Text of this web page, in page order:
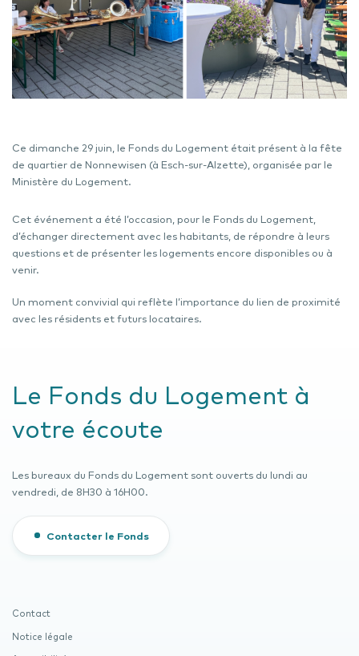
Ce dimanche 29 juin, le Fonds du Logement était présent à la fête
de quartier de Nonnewisen (à Esch-sur-Alzette), organisée par le
Ministère du Logement.
Cet événement a été l’occasion, pour le Fonds du Logement,
d’échanger directement avec les habitants, de répondre à leurs
questions et de présenter les logements encore disponibles ou à
venir.
Un moment convivial qui reflète l’importance du lien de proximité
avec les résidents et futurs locataires.
Le Fonds du Logement à
votre écoute
Les bureaux du Fonds du Logement sont ouverts du lundi au
vendredi, de 8H30 à 16H00.
Contacter le Fonds
Contact
Notice légale